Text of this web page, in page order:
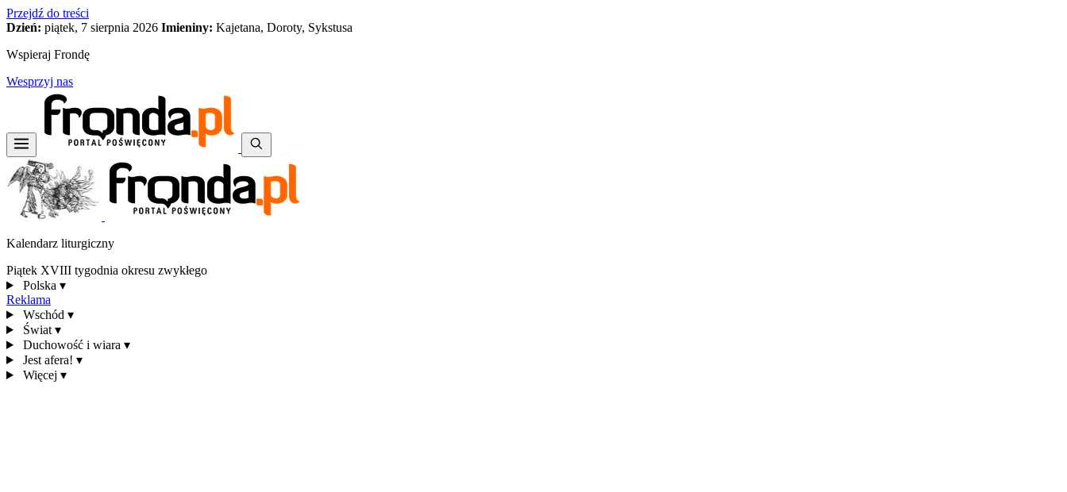
Przejdź do treści
Dzień: piątek, 7 sierpnia 2026 Imieniny: Kajetana, Doroty, Sykstusa
Wspieraj Frondę
Wesprzyj nas
Kalendarz liturgiczny
Piątek XVIII tygodnia okresu zwykłego
Polska ▾
Reklama
Wschód ▾
Świat ▾
Duchowość i wiara ▾
Jest afera! ▾
Więcej ▾